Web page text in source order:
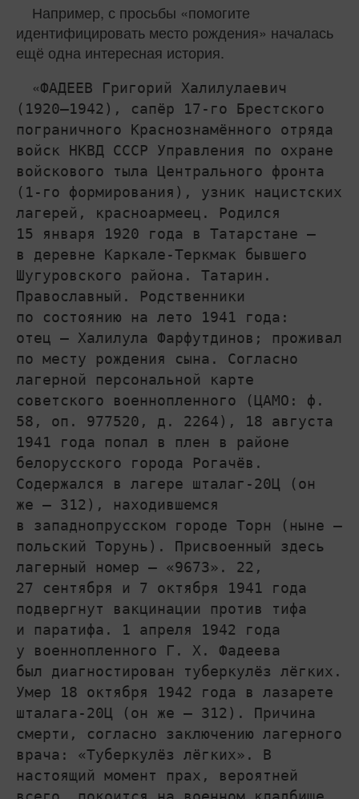
Например, с просьбы «помогите
идентифицировать место рождения» началась
ещё одна интересная история.
ФАДЕЕВ Григорий Халилулаевич
(1920–1942), сапёр 17‑го Брестского
пограничного Краснознамённого отряда
войск НКВД СССР Управления по охране
войскового тыла Центрального фронта
(1-го формирования), узник нацистских
лагерей, красноармеец. Родился
15 января 1920 года в Татарстане –
в деревне Каркале-Теркмак бывшего
Шугуровского района. Татарин.
Православный. Родственники
по состоянию на лето 1941 года:
отец – Халилула Фарфутдинов; проживал
по месту рождения сына. Согласно
лагерной персональной карте
советского военнопленного (ЦАМО: ф.
58, оп. 977520, д. 2264), 18 августа
1941 года попал в плен в районе
белорусского города Рогачёв.
Содержался в лагере шталаг-20Ц (он
же – 312), находившемся
в западнопрусском городе Торн (ныне –
польский Торунь). Присвоенный здесь
лагерный номер – «9673». 22,
27 сентября и 7 октября 1941 года
подвергнут вакцинации против тифа
и паратифа. 1 апреля 1942 года
у военнопленного Г. Х. Фадеева
был диагностирован туберкулёз лёгких.
Умер 18 октября 1942 года в лазарете
шталага-20Ц (он же – 312). Причина
смерти, согласно заключению лагерного
врача: «Туберкулёз лёгких». В
настоящий момент прах, вероятней